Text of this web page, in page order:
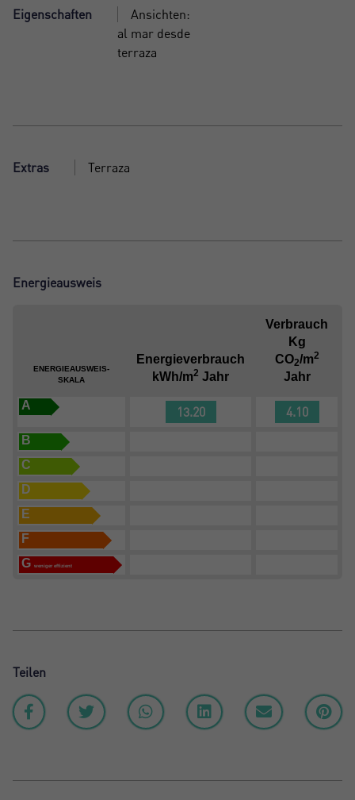
Eigenschaften
Ansichten:
al mar desde
terraza
Extras Terraza
Energieausweis
ENERGIEAUSWEIS-
SKALA
Energieverbrauch
kWh/m2 Jahr
Verbrauch
Kg
CO2/m2
Jahr
A 13.20 4.10
B
C
D
E
F
G
weniger effizient
Teilen